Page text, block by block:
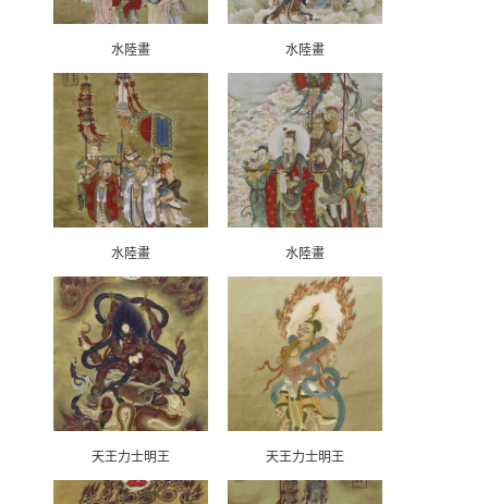
水陸畫 水陸畫
水陸畫 水陸畫
天王力士明王 天王力士明王